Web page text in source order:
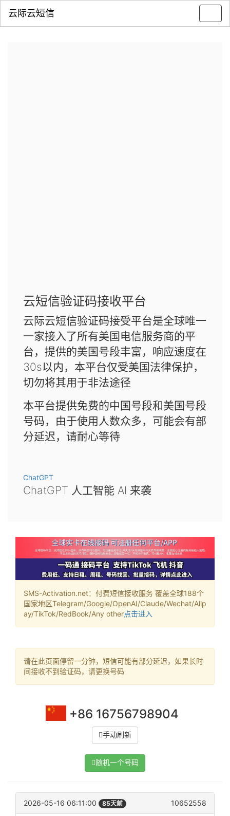
云际云短信
云短信验证码接收平台
云际云短信验证码接受平台是全球唯一
一家接入了所有美国电信服务商的平
台，提供的美国号段丰富，响应速度在
30s以内，本平台仅受美国法律保护，
切勿将其用于非法途径
本平台提供免费的中国号段和美国号段
号码，由于使用人数众多，可能会有部
分延迟，请耐心等待
ChatGPT
ChatGPT 人工智能 AI 来袭
SMS-Activation.net：付费短信接收服务 覆盖全球188个
国家地区Telegram/Google/OpenAI/Claude/Wechat/Alip
ay/TikTok/RedBook/Any other点击进入
请在此页面停留一分钟，短信可能有部分延迟，如果长时
间接收不到验证码，请更换号码
+86 16756798904
手动刷新
随机一个号码
2026-05-16 06:11:00 85天前 10652558